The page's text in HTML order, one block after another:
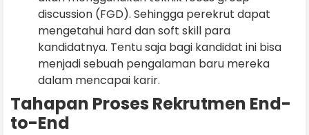
discussion (FGD). Sehingga perekrut dapat
mengetahui hard dan soft skill para
kandidatnya. Tentu saja bagi kandidat ini bisa
menjadi sebuah pengalaman baru mereka
dalam mencapai karir.
Tahapan Proses Rekrutmen End-
to-End